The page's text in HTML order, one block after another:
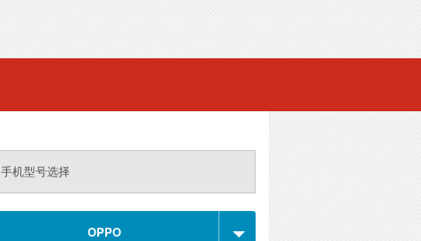
手机型号选择
OPPO